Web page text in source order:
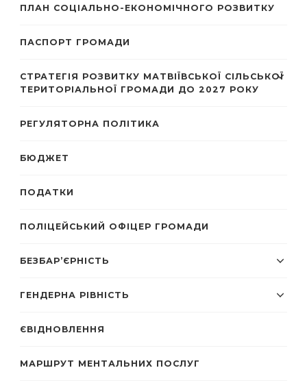
ПЛАН СОЦІАЛЬНО-ЕКОНОМІЧНОГО РОЗВИТКУ
ПАСПОРТ ГРОМАДИ
СТРАТЕГІЯ РОЗВИТКУ МАТВІЇВСЬКОЇ СІЛЬСЬКОЇ
ТЕРИТОРІАЛЬНОЇ ГРОМАДИ ДО 2027 РОКУ
РЕГУЛЯТОРНА ПОЛІТИКА
БЮДЖЕТ
ПОДАТКИ
ПОЛІЦЕЙСЬКИЙ ОФІЦЕР ГРОМАДИ
БЕЗБАР’ЄРНІСТЬ
ГЕНДЕРНА РІВНІСТЬ
ЄВІДНОВЛЕННЯ
МАРШРУТ МЕНТАЛЬНИХ ПОСЛУГ